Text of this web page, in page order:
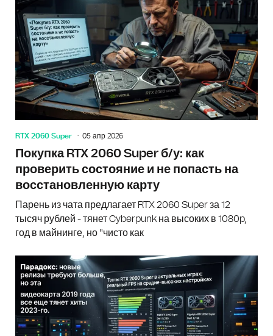
RTX 2060 Super 05 апр 2026
Покупка RTX 2060 Super б/у: как
проверить состояние и не попасть на
восстановленную карту
Парень из чата предлагает RTX 2060 Super за 12
тысяч рублей - тянет Cyberpunk на высоких в 1080p,
год в майнинге, но "чисто как